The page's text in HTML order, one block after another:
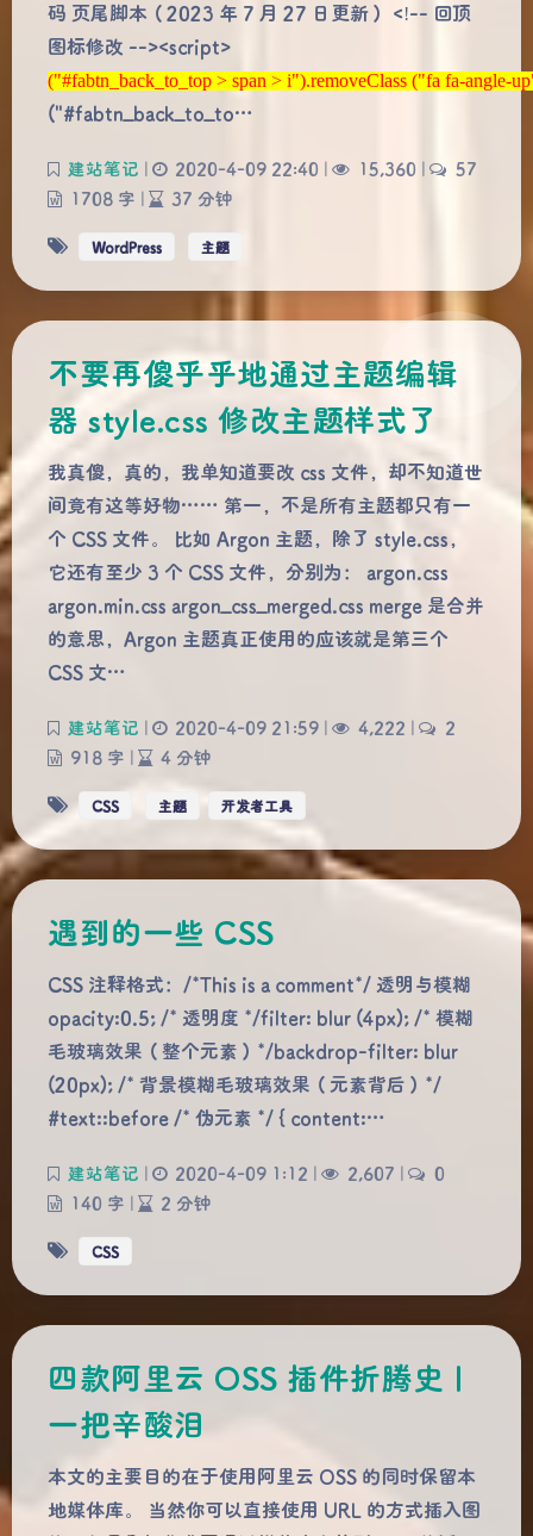
码 页尾脚本（2023 年 7 月 27 日更新） <!-- 回顶
图标修改 --><script>
("#fabtn_back_to_top > span > i").removeClass ("fa fa-angle-
("#fabtn_back_to_top > span > i").removeClass ("fa fa-angle-up");
("#fabtn_back_to_to…
建站笔记 | 2020-4-09 22:40 | 15,360 |
57
1708 字 | 37 分钟
WordPress 主题
不要再傻乎乎地通过主题编辑
器 style.css 修改主题样式了
我真傻，真的，我单知道要改 css 文件，却不知道世
间竟有这等好物…… 第一，不是所有主题都只有一
个 CSS 文件。 比如 Argon 主题，除了 style.css，
它还有至少 3 个 CSS 文件，分别为： argon.css
argon.min.css argon_css_merged.css merge 是合并
的意思，Argon 主题真正使用的应该就是第三个
CSS 文…
建站笔记 | 2020-4-09 21:59 | 4,222 |
2
918 字 | 4 分钟
CSS 主题 开发者工具
遇到的一些 CSS
CSS 注释格式：/*This is a comment*/ 透明与模糊
opacity:0.5; /* 透明度 */filter: blur (4px); /* 模糊
毛玻璃效果（整个元素）*/backdrop-filter: blur
(20px); /* 背景模糊毛玻璃效果（元素背后）*/
#text::before /* 伪元素 */ { content:…
建站笔记 | 2020-4-09 1:12 | 2,607 |
0
140 字 | 2 分钟
CSS
四款阿里云 OSS 插件折腾史 |
一把辛酸泪
本文的主要目的在于使用阿里云 OSS 的同时保留本
地媒体库。 当然你可以直接使用 URL 的方式插入图